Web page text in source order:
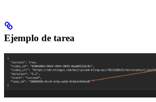
Ejemplo de tarea